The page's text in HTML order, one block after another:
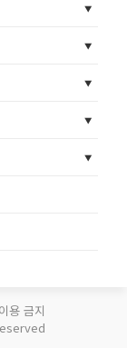
용 금지